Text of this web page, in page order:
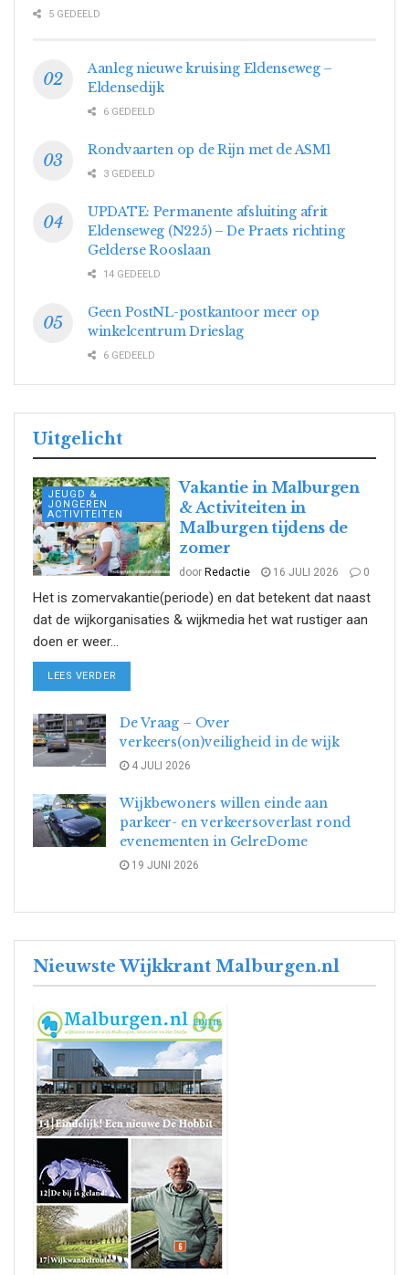
5 GEDEELD
Aanleg nieuwe kruising Eldenseweg –
Eldensedijk
6 GEDEELD
Rondvaarten op de Rijn met de ASM1
3 GEDEELD
UPDATE: Permanente afsluiting afrit
Eldenseweg (N225) – De Praets richting
Gelderse Rooslaan
14 GEDEELD
Geen PostNL-postkantoor meer op
winkelcentrum Drieslag
6 GEDEELD
Uitgelicht
JEUGD &
JONGEREN
ACTIVITEITEN
Vakantie in Malburgen
& Activiteiten in
Malburgen tijdens de
zomer
door Redactie 16 JULI 2026 0
Het is zomervakantie(periode) en dat betekent dat naast
dat de wijkorganisaties & wijkmedia het wat rustiger aan
doen er weer...
LEES VERDER
De Vraag – Over
verkeers(on)veiligheid in de wijk
4 JULI 2026
Wijkbewoners willen einde aan
parkeer- en verkeersoverlast rond
evenementen in GelreDome
19 JUNI 2026
Nieuwste Wijkkrant Malburgen.nl